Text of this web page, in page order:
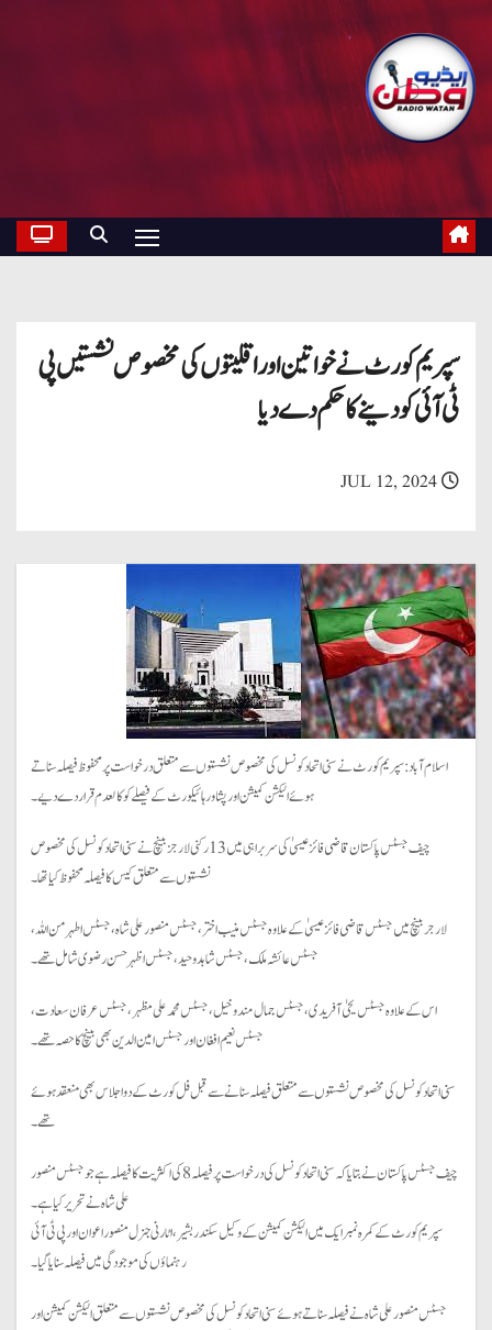
سپریم کورٹ نے خواتین اور اقلیتوں کی مخصوص نشستیں پی
ٹی آئی کو دینے کا حکم دے دیا
JUL 12, 2024
اسلام آباد: سپریم کورٹ نے سنی اتحاد کونسل کی مخصوص نشستوں سے متعلق درخواست پر محفوظ فیصلہ سناتے
ہوئے الیکشن کمیشن اور پشاور ہائیکورٹ کے فیصلے کو کالعدم قرار دے دیے۔
چیف جسٹس پاکستان قاضی فائز عیسیٰ کی سربراہی میں 13 رکنی لارجز بینچ نے سنی اتحاد کونسل کی مخصوص
نشستوں سے متعلق کیس کا فیصلہ محفوظ کیا تھا۔
لارجر بینچ میں جسٹس قاضی فائز عیسیٰ کے علاوہ جسٹس منیب اختر، جسٹس منصور علی شاہ، جسٹس اطہر من اللہ،
جسٹس عائشہ ملک، جسٹس شاہد وحید، جسٹس اظہر حسن رضوی شامل تھے۔
اس کے علاوہ جسٹس یحیٰ آفریدی، جسٹس جمال مندوخیل، جسٹس محمد علی مظہر، جسٹس عرفان سعادت،
جسٹس نعیم افغان اور جسٹس امین الدین بھی بینچ کا حصہ تھے۔
سنی اتحاد کونسل کی مخصوص نشستوں سے متعلق فیصلہ سنانے سے قبل فل کورٹ کے دو اجلاس بھی منعقد ہوئے
تھے۔
چیف جسٹس پاکستان نے بتایا کہ سنی اتحاد کونسل کی درخواست پر فیصلہ 8 کی اکثریت کا فیصلہ ہے جو جسٹس منصور
علی شاہ نے تحریر کیا ہے۔
سپریم کورٹ کے کمرہ نمبر ایک میں الیکشن کمیشن کے وکیل سکندر بشیر، اٹارنی جنرل منصور اعوان اور پی ٹی آئی
رہنماؤں کی موجودگی میں فیصلہ سنایا گیا۔
جسٹس منصور علی شاہ نے فیصلہ سناتے ہوئے سنی اتحاد کونسل کی مخصوص نشستوں سے متعلق الیکشن کمیشن اور